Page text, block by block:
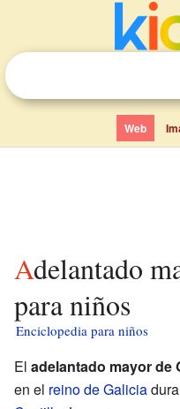
Web
Adelantado mayor de Galicia
para niños
Enciclopedia para niños
El adelantado mayor de
en el reino de Galicia